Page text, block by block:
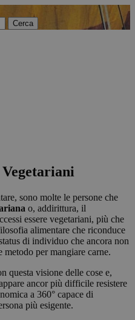
sono molte le persone che
o, addirittura, il
essere vegetariani, più che
alimentare che riconduce
di individuo che ancora non
per mangiare carne.
questa visione delle cose e,
ancor più difficile resistere
a 360° capace di
più esigente.